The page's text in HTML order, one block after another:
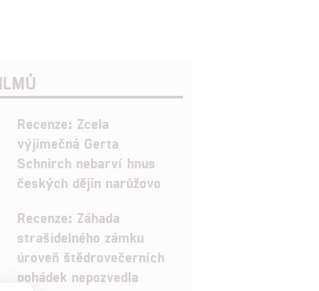
Recenze: Zcela
výjimečná Gerta
Schnirch nebarví hnus
českých dějin narůžovo
Recenze: Záhada
strašidelného zámku
úroveň štědrovečerních
pohádek nepozvedla